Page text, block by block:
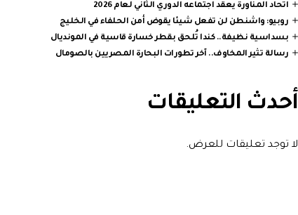
اتحاد المناورة يعقد اجتماعه الدوري الثاني لعام 2026
روبيو: واشنطن لن تفعل شيئا يقوض أمن الحلفاء في الخليج
بسداسية نظيفة.. كندا تُلحق بقطر خسارة قاسية في المونديال
رسالة تثير المخاوف.. آخر تطورات البحارة المصريين بالصومال
أحدث التعليقات
لا توجد تعليقات للعرض.